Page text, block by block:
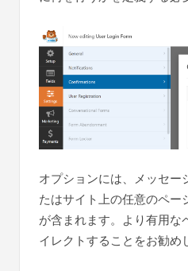
オプションには、メッセー
たはサイト上の任意のペー
が含まれます。より有用な
イレクトすることをお勧め